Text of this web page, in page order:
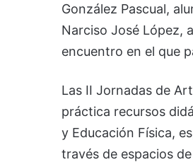
González Pascual,
Narciso José López,
encuentro en el que
Las II Jornadas de
práctica recursos
y Educación Física,
través de espacios